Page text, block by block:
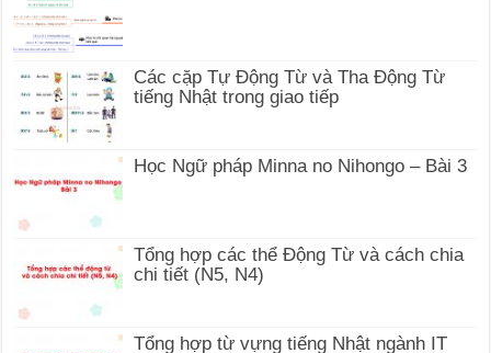
Các cặp Tự Động Từ và Tha Động Từ
tiếng Nhật trong giao tiếp
Học Ngữ pháp Minna no Nihongo – Bài 3
Tổng hợp các thể Động Từ và cách chia
chi tiết (N5, N4)
Tổng hợp từ vựng tiếng Nhật ngành IT